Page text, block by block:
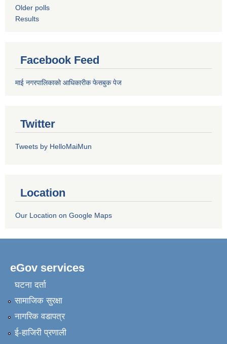
Older polls
Results
Facebook Feed
माई नगरपालिकाको आधिकारीक फेसबुक पेज
Twitter
Tweets by HelloMaiMun
Location
Our Location on Google Maps
eGov services
घटना दर्ता
सामाजिक सुरक्षा
नागरिक वडापत्र
ई-हाजिरी प्रणाली